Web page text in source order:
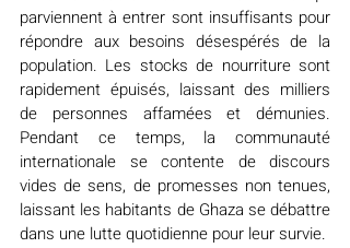
parviennent à entrer sont insuffisants pour
répondre aux besoins désespérés de la
population. Les stocks de nourriture sont
rapidement épuisés, laissant des milliers
de personnes affamées et démunies.
Pendant ce temps, la communauté
internationale se contente de discours
vides de sens, de promesses non tenues,
laissant les habitants de Ghaza se débattre
dans une lutte quotidienne pour leur survie.